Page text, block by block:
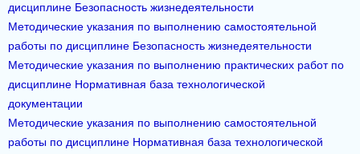
дисциплине Безопасность жизнедеятельности
Методические указания по выполнению самостоятельной
работы по дисциплине Безопасность жизнедеятельности
Методические указания по выполнению практических работ по
дисциплине Нормативная база технологической
документации
Методические указания по выполнению самостоятельной
работы по дисциплине Нормативная база технологической